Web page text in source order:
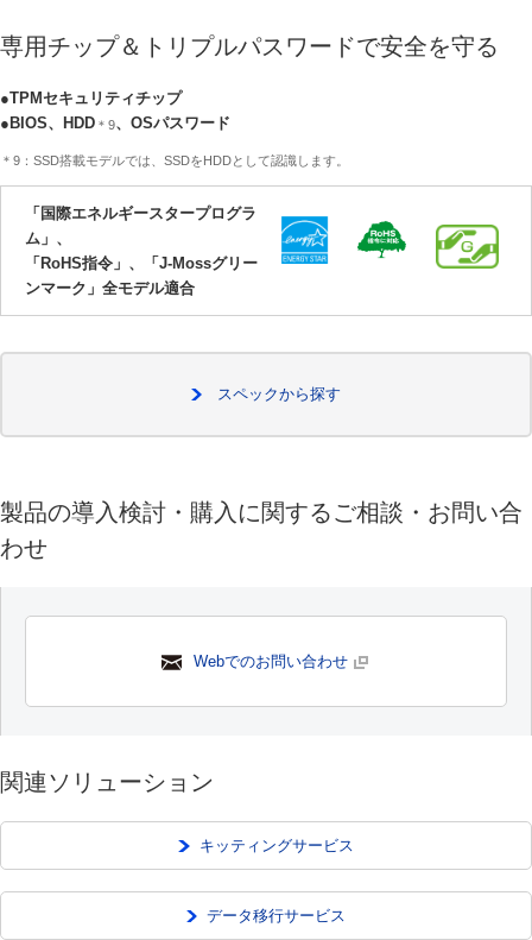
専用チップ＆トリプルパスワードで安全を守る
●TPMセキュリティチップ
●BIOS、HDD ＊9、OSパスワード
＊9：SSD搭載モデルでは、SSDをHDDとして認識します。
「国際エネルギースタープログラ
ム」、
「RoHS指令」、「J-Mossグリー
ンマーク」全モデル適合
スペックから探す
製品の導入検討・購入に関するご相談・お問い合
わせ
Webでのお問い合わせ
関連ソリューション
キッティングサービス
データ移行サービス